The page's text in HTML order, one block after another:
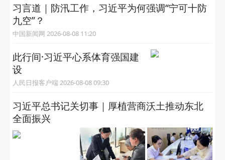
习言道｜防汛工作，习近平为何强调“宁可十防
九空”？
中国新闻网 2026-08-08 11:20
此行间·习近平心系体育强国建
设
人民日报客户端 2026-08-08 09:30
习近平总书记关切事｜厚植营商沃土推动东北
全面振兴